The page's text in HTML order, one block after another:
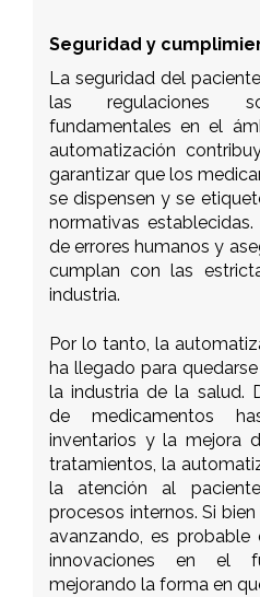
Seguridad y
La seguridad del
las regulaciones
fundamentales en el
automatización
garantizar que los
se dispensen y se
normativas
de errores humanos y
cumplan con las
industria.
Por lo tanto, la
ha llegado para
la industria de la salud.
de medicamentos
inventarios y la mejora
tratamientos, la
la atención al
procesos internos. Si
avanzando, es probable
innovaciones en el
mejorando la forma en